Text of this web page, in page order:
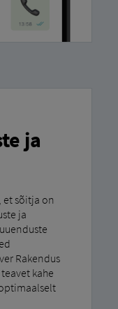
ja
et sõitja on
ja
Rakendus
kahe